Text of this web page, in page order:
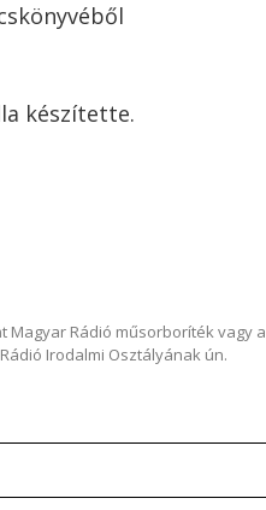
készítette.
Magyar Rádió műsorboríték vagy a
Irodalmi Osztályának ún.